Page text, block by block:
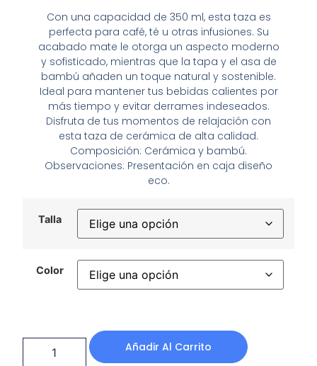
Con una capacidad de 350 ml, esta taza es
perfecta para café, té u otras infusiones. Su
acabado mate le otorga un aspecto moderno
y sofisticado, mientras que la tapa y el asa de
bambú añaden un toque natural y sostenible.
Ideal para mantener tus bebidas calientes por
más tiempo y evitar derrames indeseados.
Disfruta de tus momentos de relajación con
esta taza de cerámica de alta calidad.
Composición: Cerámica y bambú.
Observaciones: Presentación en caja diseño
eco.
Talla
Color
Añadir Al Carrito